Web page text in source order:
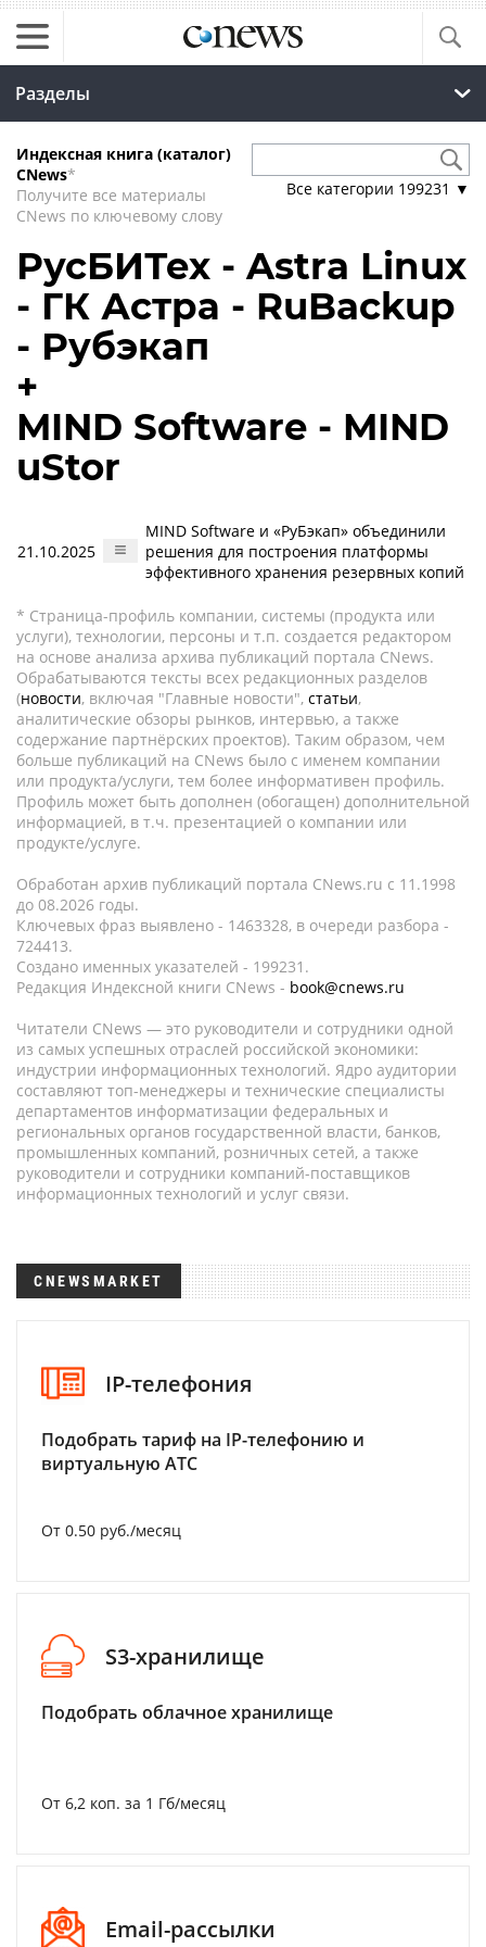
Разделы
Индексная книга (каталог)
CNews*
Получите все материалы
CNews по ключевому слову
Все категории 199231 ▼
РусБИТех - Astra Linux
- ГК Астра - RuBackup
- Рубэкап
+
MIND Software - MIND
uStor
21.10.2025
MIND Software и «РуБэкап» объединили
решения для построения платформы
эффективного хранения резервных копий
* Страница-профиль компании, системы (продукта или
услуги), технологии, персоны и т.п. создается редактором
на основе анализа архива публикаций портала CNews.
Обрабатываются тексты всех редакционных разделов
(новости, включая "Главные новости", статьи,
аналитические обзоры рынков, интервью, а также
содержание партнёрских проектов). Таким образом, чем
больше публикаций на CNews было с именем компании
или продукта/услуги, тем более информативен профиль.
Профиль может быть дополнен (обогащен) дополнительной
информацией, в т.ч. презентацией о компании или
продукте/услуге.
Обработан архив публикаций портала CNews.ru c 11.1998
до 08.2026 годы.
Ключевых фраз выявлено - 1463328, в очереди разбора -
724413.
Создано именных указателей - 199231.
Редакция Индексной книги CNews - book@cnews.ru
Читатели CNews — это руководители и сотрудники одной
из самых успешных отраслей российской экономики:
индустрии информационных технологий. Ядро аудитории
составляют топ-менеджеры и технические специалисты
департаментов информатизации федеральных и
региональных органов государственной власти, банков,
промышленных компаний, розничных сетей, а также
руководители и сотрудники компаний-поставщиков
информационных технологий и услуг связи.
CNEWSMARKET
IP-телефония
Подобрать тариф на IP-телефонию и
виртуальную АТС
От 0.50 руб./месяц
S3-хранилище
Подобрать облачное хранилище
От 6,2 коп. за 1 Гб/месяц
Email-рассылки